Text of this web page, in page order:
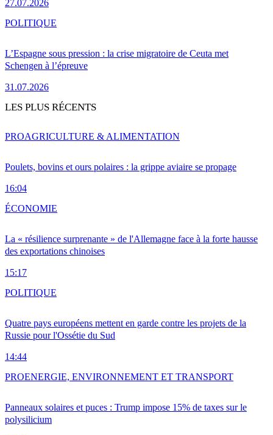
27.07.2026
L’Espagne sous pression : la crise migratoire de Ceuta met
Schengen à l’épreuve
31.07.2026
POLITIQUE
LES PLUS RÉCENTS
Poulets, bovins et ours polaires : la grippe aviaire se propage
16:04
PROAGRICULTURE & ALIMENTATION
La « résilience surprenante » de l'Allemagne face à la forte hausse
des exportations chinoises
15:17
ÉCONOMIE
Quatre pays européens mettent en garde contre les projets de la
Russie pour l'Ossétie du Sud
14:44
POLITIQUE
Panneaux solaires et puces : Trump impose 15% de taxes sur le
polysilicium
PROENERGIE, ENVIRONNEMENT ET TRANSPORT